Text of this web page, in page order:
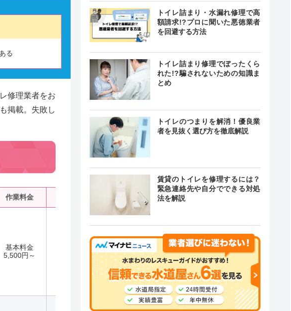
る
修理業者をお
掲載。失敗し
作業料金 クチコミ
基本料金
5,500円～
3.5
（13件）
トイレ詰まり・水漏れ修理で高
額請求!?プロに聞いた悪徳業者
を回避する方法
トイレ詰まり修理でぼったくら
れた!?騙されないための知識ま
とめ
トイレのつまりを解消！優良業
者を見抜く選び方を徹底解説
賃貸のトイレを修理するには？
緊急連絡先や自分でできる対処
法を解説